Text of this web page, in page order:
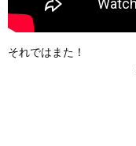
それではまた！